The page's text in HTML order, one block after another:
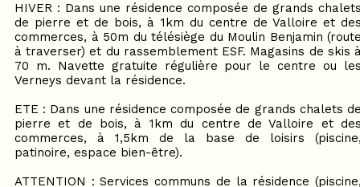
HIVER : Dans une résidence composée de grands
de pierre et de bois, à 1km du centre de Valloire et
commerces, à 50m du télésiège du Moulin Benjamin
à traverser) et du rassemblement ESF. Magasins de skis
70 m. Navette gratuite régulière pour le centre ou
Verneys devant la résidence.
ETE : Dans une résidence composée de grands chalets
pierre et de bois, à 1km du centre de Valloire et
commerces, à 1,5km de la base de loisirs
patinoire, espace bien-être).
ATTENTION : Services communs de la résidence